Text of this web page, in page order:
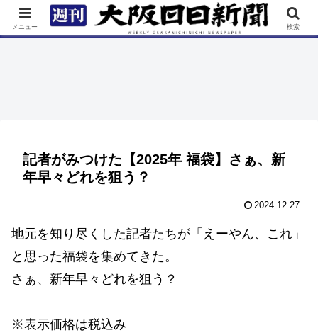
TOP 特集 ニュース 連載 街ネタ イベント
記者がみつけた【2025年 福袋】さぁ、新
年早々どれを狙う？
2024.12.27
地元を知り尽くした記者たちが「えーやん、これ」
と思った福袋を集めてきた。
さぁ、新年早々どれを狙う？
※表示価格は税込み
メニュー 検索